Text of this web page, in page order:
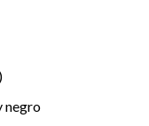
negro